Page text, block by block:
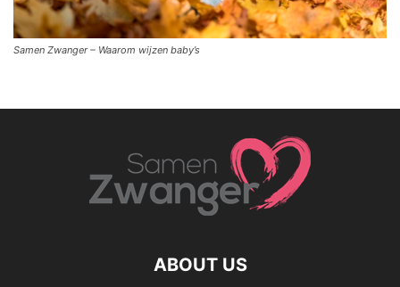
Samen Zwanger – Waarom wijzen baby’s
ABOUT US